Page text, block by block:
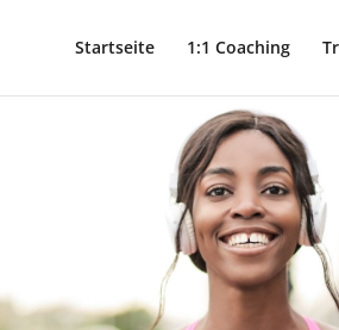
Startseite 1:1 Coaching